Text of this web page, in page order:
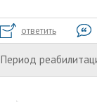
ответить
Период